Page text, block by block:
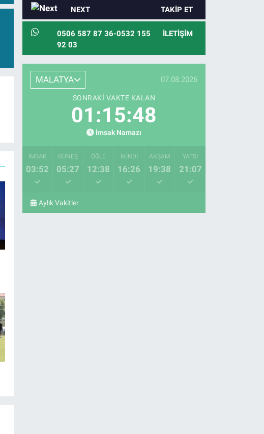
NEXT TAKIP ET
0506 587 87 36-0532 155
92 03
İLETIŞIM
MALATYA 07.08.2026
SONRAKI VAKTE KALAN
01:15:47
İmsak Namazı
İMSAK
03:52
GÜNEŞ
05:27
ÖĞLE
12:38
İKINDI
16:26
AKŞAM
19:38
YATSI
21:07
Aylık Vakitler